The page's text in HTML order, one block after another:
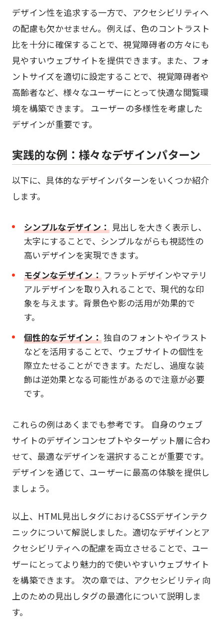
デザイン性を追求する一方で、アクセシビリティへ
の配慮も欠かせません。例えば、色のコントラスト
比を十分に確保することで、視覚障碍者の方々にも
見やすいウェブサイトを提供できます。また、フォ
ントサイズを適切に設定することで、視覚障碍者や
高齢者など、様々なユーザーにとって快適な閲覧環
境を構築できます。 ユーザーの多様性を考慮した
デザインが重要です。
実践的な例：様々なデザインパターン
以下に、具体的なデザインパターンをいくつか紹介
します。
シンプルなデザイン： 見出しを大きく表示し、
太字にすることで、シンプルながらも視認性の
高いデザインを実現できます。
モダンなデザイン： フラットデザインやマテリ
アルデザインを取り入れることで、現代的な印
象を与えます。背景色や影の活用が効果的で
す。
個性的なデザイン：独自のフォントやイラスト
などを活用することで、ウェブサイトの個性を
際立たせることができます。ただし、過度な装
飾は逆効果となる可能性があるので注意が必要
です。
これらの例はあくまでも参考です。 自身のウェブ
サイトのデザインコンセプトやターゲット層に合わ
せて、最適なデザインを選択することが重要です。
デザインを通じて、ユーザーに最高の体験を提供し
ましょう。
以上、HTML見出しタグにおけるCSSデザインテク
ニックについて解説しました。適切なデザインとア
クセシビリティへの配慮を両立させることで、ユー
ザーにとってより魅力的で使いやすいウェブサイト
を構築できます。 次の章では、アクセシビリティ向
上のための見出しタグの最適化について説明しま
す。